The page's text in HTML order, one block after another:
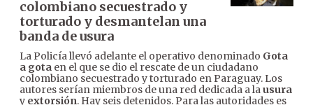
colombiano secuestrado y
torturado y desmantelan una
banda de usura
La Policía llevó adelante el operativo denominado Gota
a gota en el que se dio el rescate de un ciudadano
colombiano secuestrado y torturado en Paraguay. Los
autores serían miembros de una red dedicada a lausura
y extorsión. Hay seis detenidos. Para las autoridades es